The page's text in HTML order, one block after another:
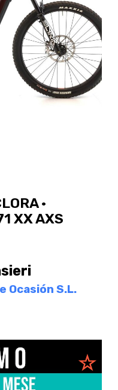
·
XX AXS
Ocasión S.L.